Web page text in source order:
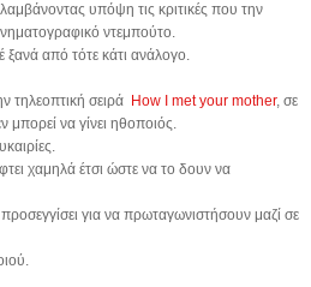
λαμβάνοντας υπόψη τις κριτικές που την
ντεμπούτο.
ξανά από τότε κάτι ανάλογο.
τηλεοπτική σειρά How I met your mother, σε
μπορεί να γίνει ηθοποιός.
χαμηλά έτσι ώστε να το δουν να
για να πρωταγωνιστήσουν μαζί σε